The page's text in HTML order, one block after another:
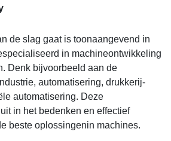
de slag gaat is toonaangevend in
in machineontwikkeling
Denk bijvoorbeeld aan de
automatisering, drukkerij-
automatisering. Deze
in het bedenken en effectief
beste oplossingenin machines.